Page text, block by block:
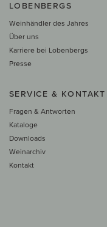
LOBENBERGS
Weinhändler des Jahres
Über uns
Karriere bei Lobenbergs
Presse
SERVICE & KONTAKT
Fragen & Antworten
Kataloge
Downloads
Weinarchiv
Kontakt